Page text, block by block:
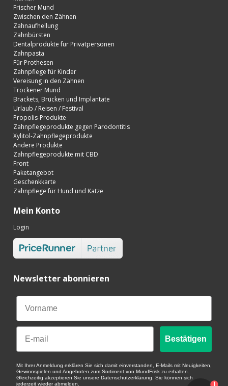
Frischer Mund
Zwischen den Zähnen
Zahnaufhellung
Zahnbürsten
Dentalprodukte für Privatpersonen
Zahnpasta
Für Prothesen
Zahnpflege für Kinder
Vereisung in den Zähnen
Trockener Mund
Brackets, Brücken und Implantate
Urlaub / Reisen / Festival
Propolis-Produkte
Zahnpflegeprodukte gegen Parodontitis
Xylitol-Zahnpflegeprodukte
Andere Produkte
Zahnpflegeprodukte mit CBD
Front
Paketangebot
Geschenkkarte
Zahnpflege für Hund und Katze
Mein Konto
Login
Newsletter abonnieren
Email
Bestätigen
Mit Ihrer Anmeldung erklären Sie sich damit einverstanden, E-Mails mit Neuigkeiten,
Gewinnspielen und Angeboten zum Sortiment von MundFrisk zu erhalten.
Gleichzeitig akzeptieren Sie unsere Datenschutzerklärung. Sie können sich
jederzeit wieder abmelden.
1